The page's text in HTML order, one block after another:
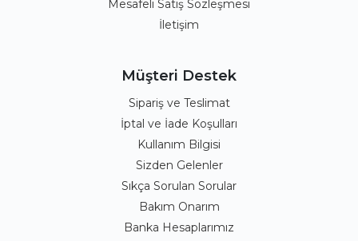
Mesafeli Satış Sözleşmesi
İletişim
Müşteri Destek
Sipariş ve Teslimat
İptal ve İade Koşulları
Kullanım Bilgisi
Sizden Gelenler
Sıkça Sorulan Sorular
Bakım Onarım
Banka Hesaplarımız